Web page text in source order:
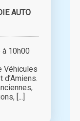
AUTO
10h00
Véhicules
[...]